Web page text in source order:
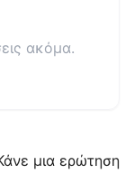
ακόμα.
μια ερώτηση